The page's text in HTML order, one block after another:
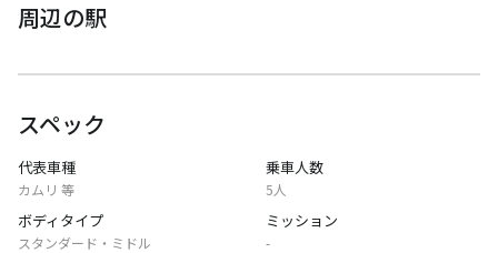
周辺の駅
スペック
代表車種
カムリ 等
乗車人数
5人
ボディタイプ
スタンダード・ミドル
ミッション
-